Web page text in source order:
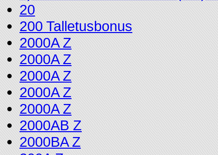
20
200 Talletusbonus
2000A Z
2000A Z
2000A Z
2000A Z
2000A Z
2000AB Z
2000BA Z